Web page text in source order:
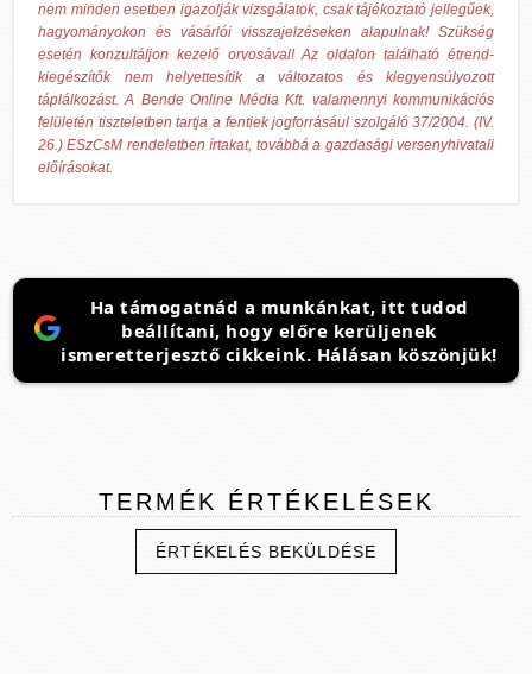
nem minden esetben igazolják vizsgálatok, csak tájékoztató jellegűek,
hagyományokon és vásárlói visszajelzéseken alapulnak! Szükség
esetén konzultáljon kezelő orvosával! Az oldalon található étrend-
kiegészítők nem helyettesítik a változatos és kiegyensúlyozott
táplálkozást. A Bende Online Média Kft. valamennyi kommunikációs
felületén tiszteletben tartja a fentiek jogforrásául szolgáló 37/2004. (IV.
26.) ESzCsM rendeletben írtakat, továbbá a gazdasági versenyhivatali
előírásokat.
Ha támogatnád a munkánkat, itt tudod
beállítani, hogy előre kerüljenek
ismeretterjesztő cikkeink. Hálásan köszönjük!
TERMÉK ÉRTÉKELÉSEK
ÉRTÉKELÉS BEKÜLDÉSE